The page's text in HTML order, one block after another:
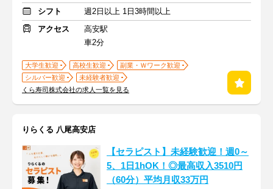
シフト
週2日以上 1日3時間以上
アクセス
高安駅
車2分
大学生歓迎 高校生歓迎
副業・Ｗワーク歓迎
シルバー歓迎
未経験者歓迎
くら寿司株式会社の求人一覧を見る
りらくる 八尾高安店
【セラピスト】未経験歓迎！週0～
5、1日1hOK！◎最高収入3510円
（60分）平均月収33万円